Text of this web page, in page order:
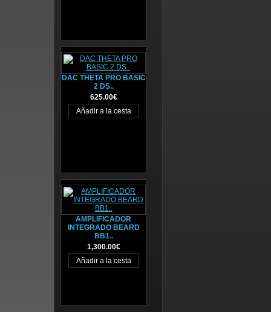
DAC THETA PRO BASIC
2 DS..
625.00€
AMPLIFICADOR
INTEGRADO BEARD
BB1..
1,300.00€